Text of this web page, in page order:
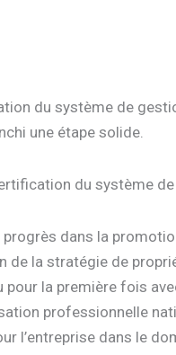
du système de
une étape solide.
dans la
de la stratégie de
pour la première fois
professionnelle
l’entreprise dans le